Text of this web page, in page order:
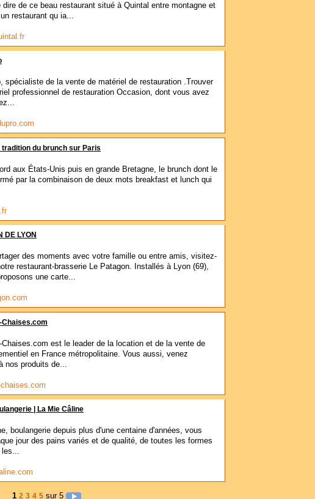
dire de ce beau restaurant situé à Quintal entre montagne et
restaurant qu ia...
spécialiste de la vente de matériel de restauration .Trouver
professionnel de restauration Occasion, dont vous avez
tradition du brunch sur Paris
aux États-Unis puis en grande Bretagne, le brunch dont le
par la combinaison de deux mots breakfast et lunch qui
DE LYON
des moments avec votre famille ou entre amis, visitez-
restaurant-brasserie Le Patagon. Installés à Lyon (69),
une carte...
Chaises.com
Chaises.com est le leader de la location et de la vente de
en France métropolitaine. Vous aussi, venez
nos produits de...
| La Mie Câline
boulangerie depuis plus d'une centaine d'années, vous
jour des pains variés et de qualité, de toutes les formes
les...
1 2 3 4 5sur 5